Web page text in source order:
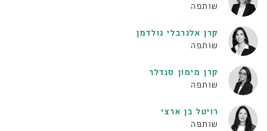
שותפה
קרן אלגרבלי גולדמן
שותפה
קרן מימון סנדלר
שותפה
רויטל בן ארצי
שותפה